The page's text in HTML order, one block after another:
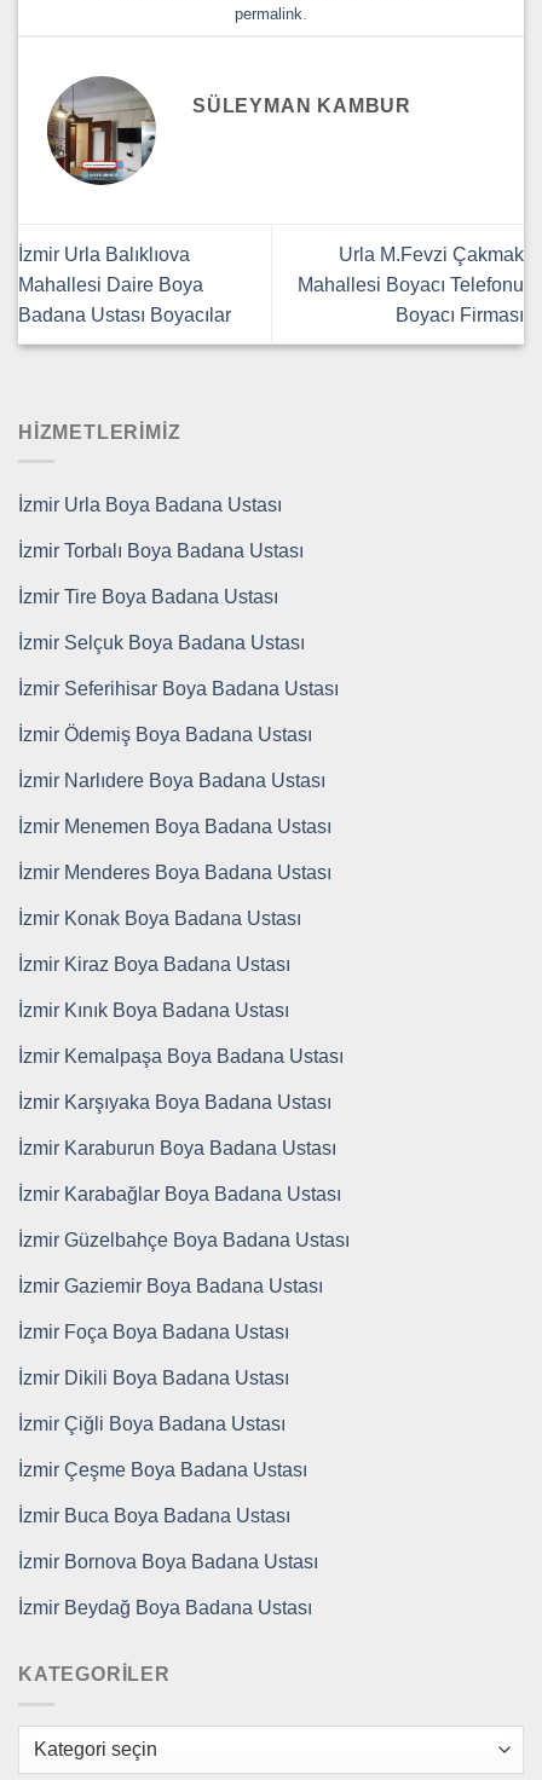
permalink
SÜLEYMAN KAMBUR
İzmir Urla Balıklıova
Mahallesi Daire Boya
Badana Ustası Boyacılar
Urla M.Fevzi Çakmak
Mahallesi Boyacı Telefonu
Boyacı Firması
HİZMETLERİMİZ
İzmir Urla Boya Badana Ustası
İzmir Torbalı Boya Badana Ustası
İzmir Tire Boya Badana Ustası
İzmir Selçuk Boya Badana Ustası
İzmir Seferihisar Boya Badana Ustası
İzmir Ödemiş Boya Badana Ustası
İzmir Narlıdere Boya Badana Ustası
İzmir Menemen Boya Badana Ustası
İzmir Menderes Boya Badana Ustası
İzmir Konak Boya Badana Ustası
İzmir Kiraz Boya Badana Ustası
İzmir Kınık Boya Badana Ustası
İzmir Kemalpaşa Boya Badana Ustası
İzmir Karşıyaka Boya Badana Ustası
İzmir Karaburun Boya Badana Ustası
İzmir Karabağlar Boya Badana Ustası
İzmir Güzelbahçe Boya Badana Ustası
İzmir Gaziemir Boya Badana Ustası
İzmir Foça Boya Badana Ustası
İzmir Dikili Boya Badana Ustası
İzmir Çiğli Boya Badana Ustası
İzmir Çeşme Boya Badana Ustası
İzmir Buca Boya Badana Ustası
İzmir Bornova Boya Badana Ustası
İzmir Beydağ Boya Badana Ustası
KATEGORILER
Kategoriler